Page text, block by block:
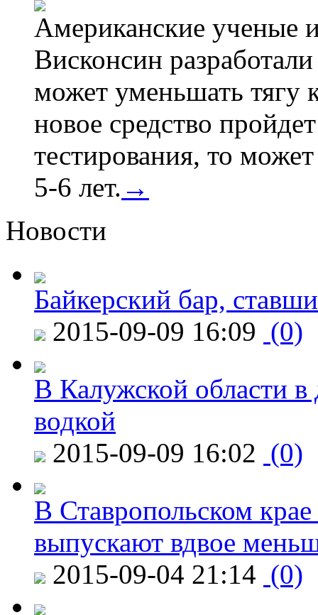
Американские ученые
Висконсин
может уменьшать тягу
новое средство
тестирования, то
5-6 лет. →
Новости
Байкерский бар,
2015-09-09 16:09 (0)
В Калужской области в
водкой
2015-09-09 16:02 (0)
В Ставропольском
выпускают вдвое
2015-09-04 21:14 (0)